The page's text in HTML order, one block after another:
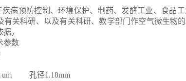
疾病预防控制、环境保护、制药、发酵工业、食品
有关科研、以及有关科研、教学部门作空气微生物
。
参数
孔径1.18mm